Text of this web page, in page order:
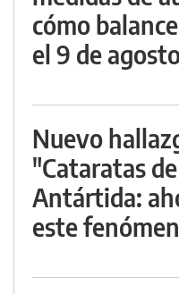
cómo
el 9 de
Nuevo
"Cataratas
Antártida:
este